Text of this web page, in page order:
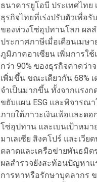
ธนาคารยูโอบี ประเทศไทย
ธุรกิจไทยที่เร่งปรับตัวเพื่อ
ของห่วงโซ่อุปทานโลก ผลส
ประกาศภาษีเมื่อเดือนเมษ
ภูมิภาคอาเซียน เพิ่มการใ
กว่า 90% ของธุรกิจคาดว่
เพิ่มขึ้น ขณะเดียวกัน 68%
จำเป็นมากขึ้น ทั้งจากแรง
ขยับแผน ESG และพิจารณ
ภายใต้ภาวะเงินเฟ้อและด
โซ่อุปทาน และเบนเป้าหม
มาเลเซีย สิงคโปร์ และเวี
ตลาดและเครือข่ายพันธมิต
ผลสำรวจยังสะท้อนปัญหาแ
การหาหรือรักษาบุคลากร